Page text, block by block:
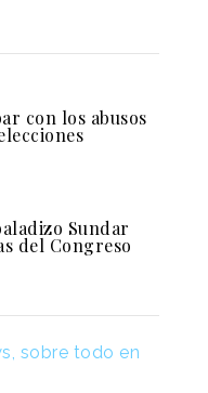
con los abusos
Sundar
del Congreso
sobre todo en